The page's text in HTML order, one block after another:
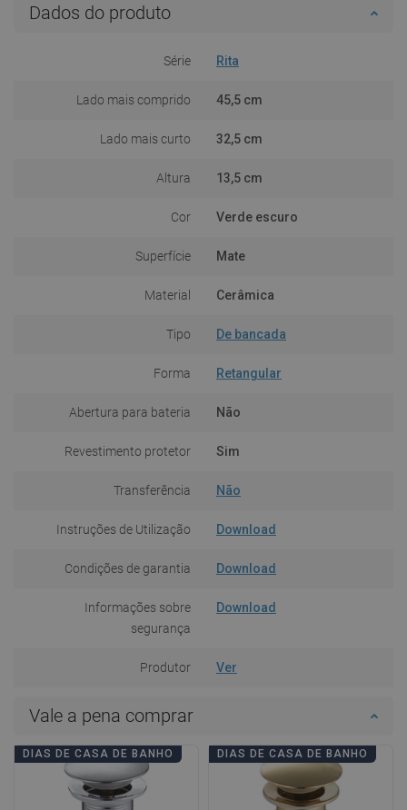
Dados do produto
Série Rita
Lado mais comprido 45,5 cm
Lado mais curto 32,5 cm
Altura 13,5 cm
Cor Verde escuro
Superfície Mate
Material Cerâmica
Tipo De bancada
Forma Retangular
Abertura para bateria Não
Revestimento protetor Sim
Transferência Não
Instruções de Utilização Download
Condições de garantia Download
Informações sobre
segurança
Download
Produtor Ver
Vale a pena comprar
DIAS DE CASA DE BANHO DIAS DE CASA DE BANHO